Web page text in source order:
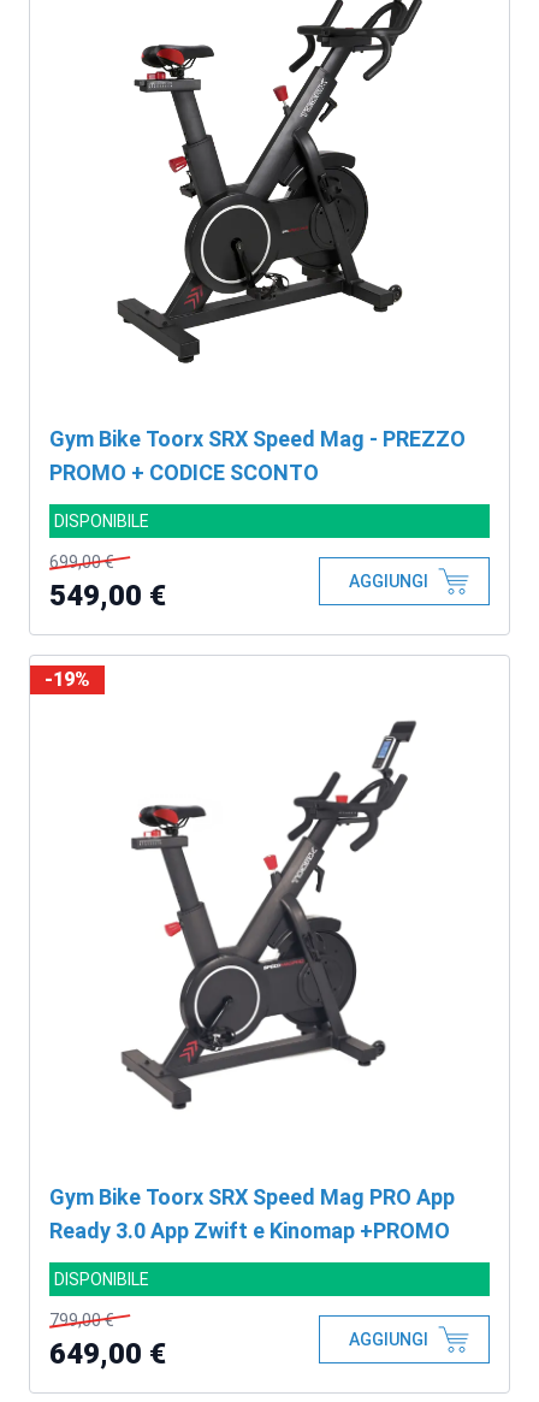
Gym Bike Toorx SRX Speed Mag - PREZZO
PROMO + CODICE SCONTO
DISPONIBILE
699,00 €
549,00 € AGGIUNGI
Gym Bike Toorx SRX Speed Mag PRO App
Ready 3.0 App Zwift e Kinomap +PROMO
DISPONIBILE
-19%
799,00 €
649,00 € AGGIUNGI